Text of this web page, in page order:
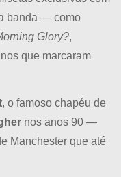
banda — como
Glory?,
que marcaram
, o famoso chapéu de
nos anos 90 —
Manchester que até